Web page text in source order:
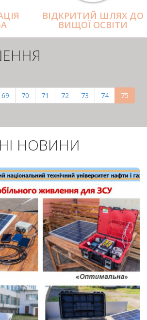
ВІДКРИТИЙ ШЛЯХ ДО
ВИЩОЇ ОСВІТИ
Page
69 Page
70 Page
71 Page
72 Page
73 Page
74 75
НОВИНИ